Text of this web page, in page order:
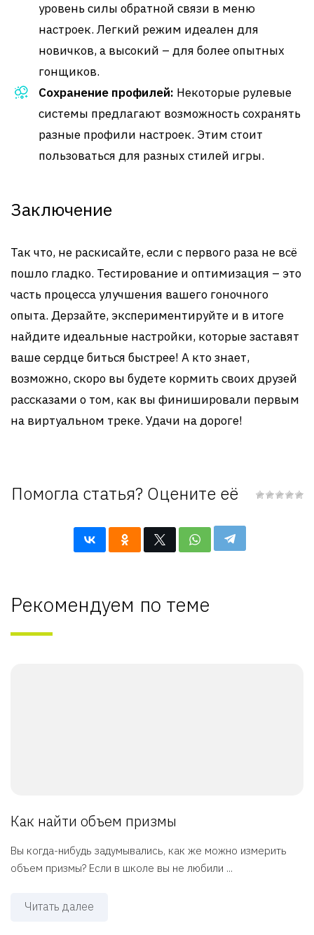
уровень силы обратной связи в меню
настроек. Легкий режим идеален для
новичков, а высокий – для более опытных
гонщиков.
Сохранение профилей: Некоторые рулевые
системы предлагают возможность сохранять
разные профили настроек. Этим стоит
пользоваться для разных стилей игры.
Заключение
Так что, не раскисайте, если с первого раза не всё
пошло гладко. Тестирование и оптимизация – это
часть процесса улучшения вашего гоночного
опыта. Дерзайте, экспериментируйте и в итоге
найдите идеальные настройки, которые заставят
ваше сердце биться быстрее! А кто знает,
возможно, скоро вы будете кормить своих друзей
рассказами о том, как вы финишировали первым
на виртуальном треке. Удачи на дороге!
Помогла статья? Оцените её
Рекомендуем по теме
Как найти объем призмы
Вы когда-нибудь задумывались, как же можно измерить
объем призмы? Если в школе вы не любили ...
Читать далее